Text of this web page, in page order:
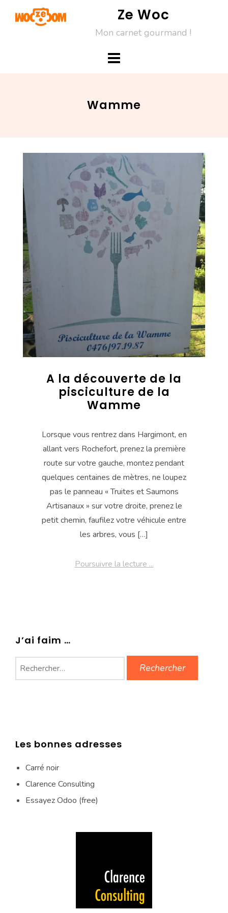
Ze Woc
Mon carnet gourmand !
Wamme
A la découverte de la
pisciculture de la
Wamme
Lorsque vous rentrez dans Hargimont, en
allant vers Rochefort, prenez la première
route sur votre gauche, montez pendant
quelques centaines de mètres, ne loupez
pas le panneau « Truites et Saumons
Artisanaux » sur votre droite, prenez le
petit chemin, faufilez votre véhicule entre
les arbres, vous […]
Poursuivre la lecture ...
J’ai faim …
Les bonnes adresses
Carré noir
Clarence Consulting
Essayez Odoo (free)